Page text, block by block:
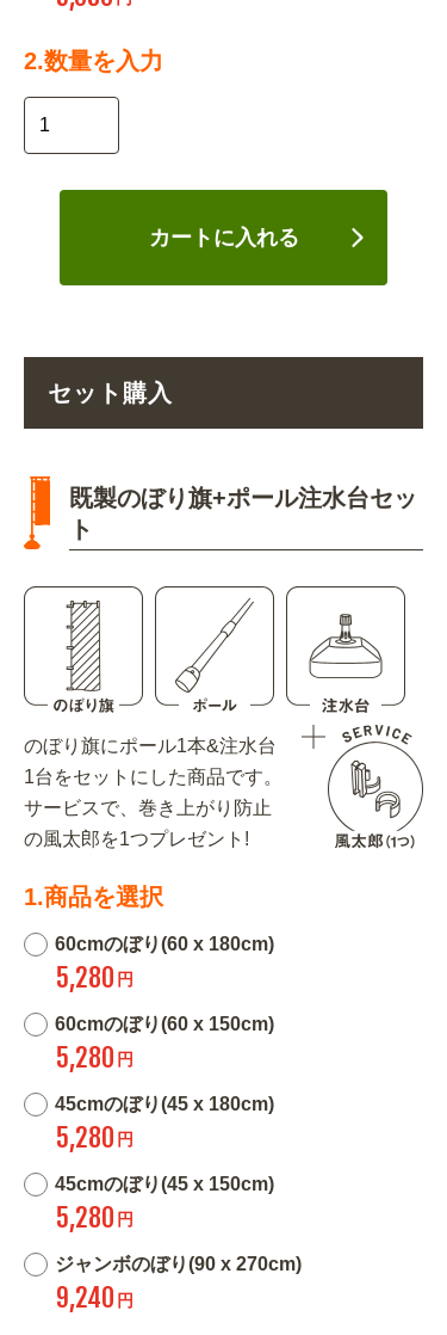
2.数量を入力
カートに入れる
セット購入
既製のぼり旗+ポール注水台セッ
ト
のぼり旗にポール1本&注水台
1台をセットにした商品です。
サービスで、巻き上がり防止
の風太郎を1つプレゼント!
1.商品を選択
60cmのぼり(60 x 180cm)
5,280 円
60cmのぼり(60 x 150cm)
5,280 円
45cmのぼり(45 x 180cm)
5,280 円
45cmのぼり(45 x 150cm)
5,280 円
ジャンボのぼり(90 x 270cm)
9,240 円